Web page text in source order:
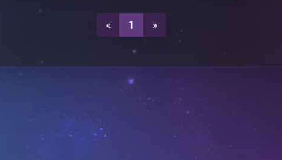
A15
A15
0
« 1 »